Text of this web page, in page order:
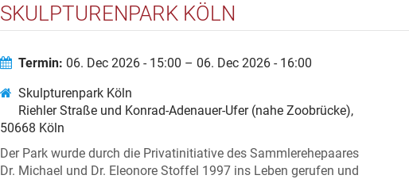
SKULPTURENPARK KÖLN
Termin: 06. Dec 2026 - 15:00 – 06. Dec 2026 - 16:00
Skulpturenpark Köln
Riehler Straße und Konrad-Adenauer-Ufer (nahe Zoobrücke),
50668 Köln
Der Park wurde durch die Privatinitiative des Sammlerehepaares
Dr. Michael und Dr. Eleonore Stoffel 1997 ins Leben gerufen und